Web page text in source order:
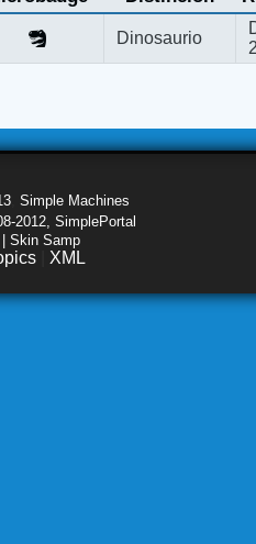
Dinosaurio
Simple Machines
2012, SimplePortal
Skin Samp
XML